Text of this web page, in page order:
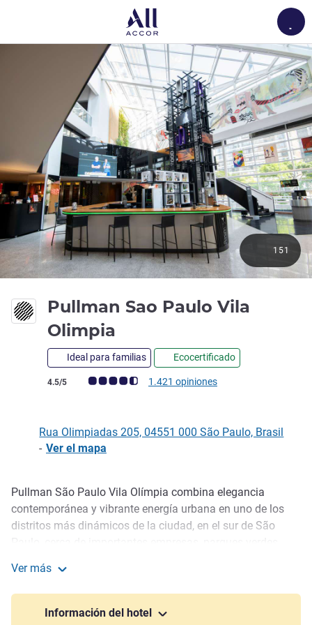
Pullman Sao Paulo Vila
Olimpia
Ideal para familias Ecocertificado
Nota de clientes de Avis (Clasificación de ALL)
4.5/5 1.421 opiniones
151
Rua Olimpiadas 205, 04551 000 São Paulo, Brasil
- Ver el mapa
Descripción
Pullman São Paulo Vila Olímpia combina elegancia
contemporánea y vibrante energía urbana en uno de los
distritos más dinámicos de la ciudad, en el sur de São
de alojamiento premium, gastronomía inspiradora, Buddha
Spa y un moderno gimnasio, en un oasis urbano para
negocios, ocio y conexiones en São Paulo, Brasil.
Ver más
Información del hotel